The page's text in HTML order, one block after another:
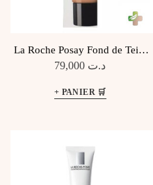
La Roche Posay Fond de Teint
Toleriane Fluide Correcteur SPF
د.ت